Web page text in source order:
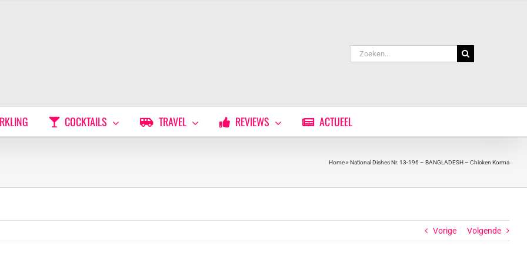
Zoeken
naar:
COCKTAILS TRAVEL REVIEWS ACTUEEL
Home» National Dishes Nr. 13-196 – BANGLADESH – Chicken Korma
Vorige Volgende